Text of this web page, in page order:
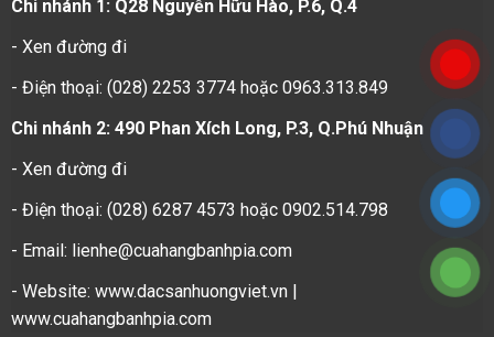
Chi nhánh 1: Q28 Nguyễn Hữu Hào, P.6, Q.4
- Xen đường đi
- Điện thoại: (028) 2253 3774 hoặc 0963.313.849
Chi nhánh 2: 490 Phan Xích Long, P.3, Q.Phú Nhuận
- Xen đường đi
- Điện thoại: (028) 6287 4573 hoặc 0902.514.798
- Email: lienhe@cuahangbanhpia.com
- Website: www.dacsanhuongviet.vn |
www.cuahangbanhpia.com